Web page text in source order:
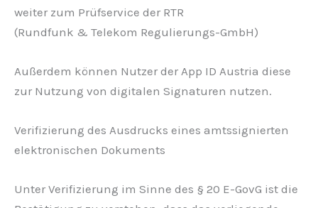
weiter zum Prüfservice der RTR
(Rundfunk & Telekom Regulierungs-GmbH)
Außerdem können Nutzer der App ID Austria diese
zur Nutzung von digitalen Signaturen nutzen.
Verifizierung des Ausdrucks eines amtssignierten
elektronischen Dokuments
Unter Verifizierung im Sinne des § 20 E-GovG ist die